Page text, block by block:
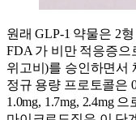
원래 GLP-1 약물은 2
FDA 가 비만 적응증으
위고비)를 승인하면서
정규 용량 프로토콜은
1.0mg, 1.7mg, 2.4mg